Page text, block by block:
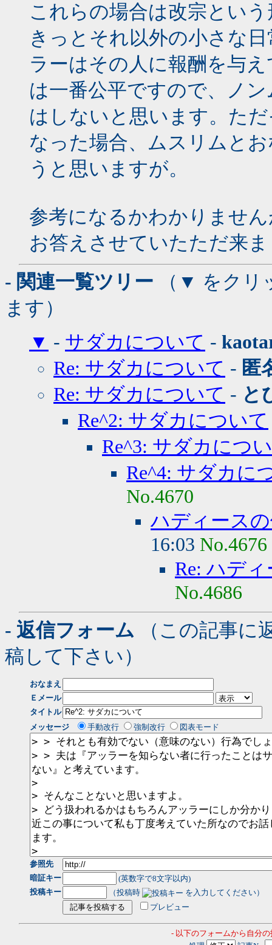
これらの場合は改宗とい
きっとそれ以外の小さな
ラーはその人に報酬を与
は一番公平ですので、ノ
はしないと思います。た
なった場合、ムスリムと
うと思いますが。
参考になるかわかりませ
お答えさせていたただ来
- 関連一覧ツリー （▼ をクリ
ます）
▼ - サダカについて -
Re: サダカについて - 匿
Re: サダカについて - と
Re^2: サダカについて
Re^3: サダカにつ
Re^4: サダカに
No.4670
ハディース
16:03 No.4676
Re: ハデ
No.4686
- 返信フォーム （この記事に
稿して下さい）
おなまえ
Ｅメール
タイトル
メッセージ
手動改行 強制改行 図表モード
参照先
暗証キー
(英数字で8文字以内)
投稿キー
（投稿時
を入力してください）
プレビュー
- 以下のフォームから自分